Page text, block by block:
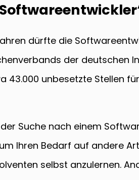
dürfte die
der deutschen
43.000 unbesetzte Stellen
Suche nach einem
Ihren Bedarf auf andere
selbst anzulernen.